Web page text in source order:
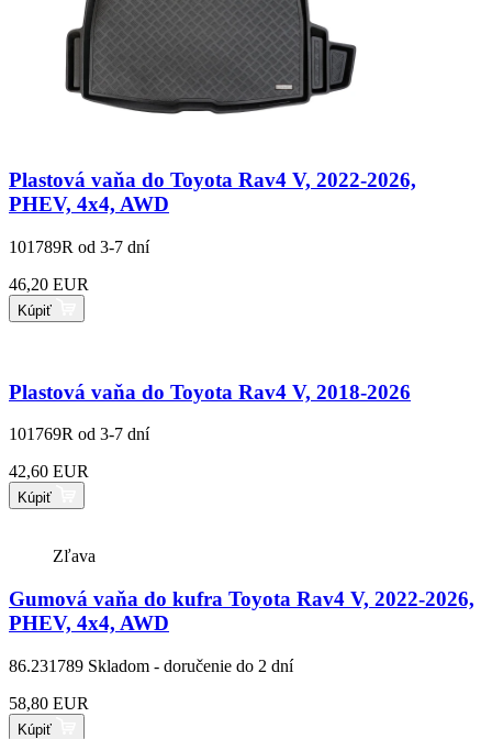
Plastová vaňa do Toyota Rav4 V, 2022-2026,
PHEV, 4x4, AWD
101789R od 3-7 dní
46,20 EUR
Kúpiť
Plastová vaňa do Toyota Rav4 V, 2018-2026
101769R od 3-7 dní
42,60 EUR
Kúpiť
Zľava
Gumová vaňa do kufra Toyota Rav4 V, 2022-2026,
PHEV, 4x4, AWD
86.231789 Skladom - doručenie do 2 dní
58,80 EUR
Kúpiť